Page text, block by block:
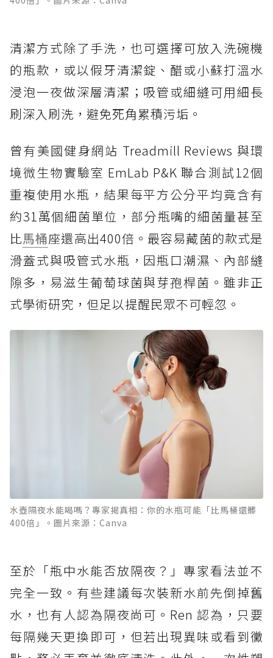
清潔方式除了手洗，也可選擇可放入洗碗機
的瓶款，或以假牙清潔錠、醋或小蘇打溫水
浸泡一夜做深層清潔；吸管或細縫可用細長
刷深入刷洗，避免死角累積污垢。
曾有美國健身網站 Treadmill Reviews 與環
境微生物實驗室 EmLab P&K 聯合測試12個
重複使用水瓶，結果每平方公分平均竟含有
約31萬個細菌單位，部分瓶嘴的細菌量甚至
比馬桶座還高出400倍。最容易藏菌的款式是
滑蓋式與吸管式水瓶，因瓶口潮濕、內部縫
隙多，易滋生葡萄球菌與芽孢桿菌。雖非正
式學術研究，但足以提醒民眾不可輕忽。
水壺隔夜水能喝嗎？專家揭真相：你的水瓶可能「比馬桶還髒
400倍」。圖片來源：Canva
至於「瓶中水能否放隔夜？」專家看法並不
完全一致。有些建議每次裝新水前先倒掉舊
水，也有人認為隔夜尚可。Ren 認為，只要
每隔幾天更換即可，但若出現異味或看到黴